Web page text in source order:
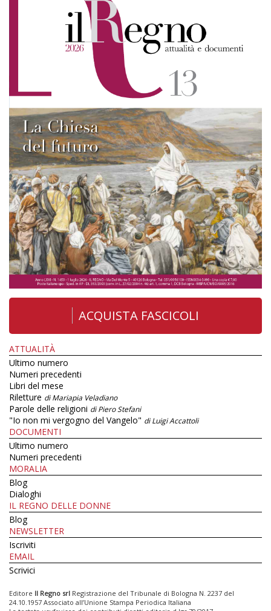
ACQUISTA FASCICOLI
ATTUALITÀ
Ultimo numero
Numeri precedenti
Libri del mese
Riletture di Mariapia Veladiano
Parole delle religioni di Piero Stefani
"Io non mi vergogno del Vangelo" di Luigi Accattoli
DOCUMENTI
Ultimo numero
Numeri precedenti
MORALIA
Blog
Dialoghi
IL REGNO DELLE DONNE
Blog
NEWSLETTER
Iscriviti
EMAIL
Scrivici
Editore Il Regno srl Registrazione del Tribunale di Bologna N. 2237 del
24.10.1957 Associato all’Unione Stampa Periodica Italiana